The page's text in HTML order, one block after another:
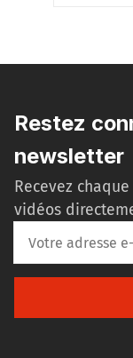
Restez
newsletter
Recevez
vidéos